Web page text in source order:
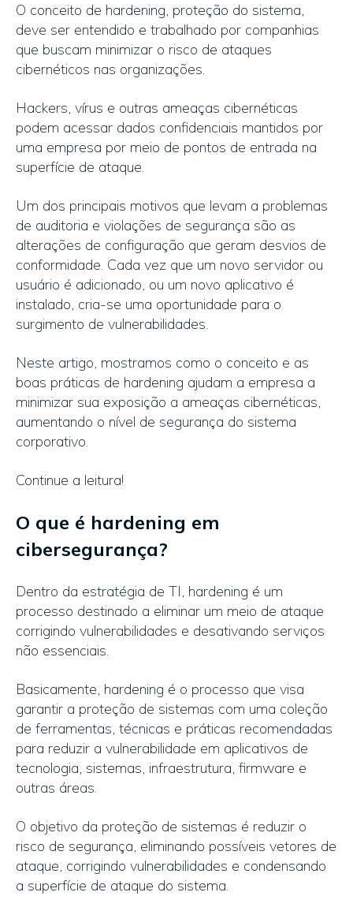
O conceito de hardening, proteção do sistema,
deve ser entendido e trabalhado por companhias
que buscam minimizar o risco de ataques
cibernéticos nas organizações.
Hackers, vírus e outras ameaças cibernéticas
podem acessar dados confidenciais mantidos por
uma empresa por meio de pontos de entrada na
superfície de ataque.
Um dos principais motivos que levam a problemas
de auditoria e violações de segurança são as
alterações de configuração que geram desvios de
conformidade. Cada vez que um novo servidor ou
usuário é adicionado, ou um novo aplicativo é
instalado, cria-se uma oportunidade para o
surgimento de vulnerabilidades.
Neste artigo, mostramos como o conceito e as
boas práticas de hardening ajudam a empresa a
minimizar sua exposição a ameaças cibernéticas,
aumentando o nível de segurança do sistema
corporativo.
Continue a leitura!
O que é hardening em
cibersegurança?
Dentro da estratégia de TI, hardening é um
processo destinado a eliminar um meio de ataque
corrigindo vulnerabilidades e desativando serviços
não essenciais.
Basicamente, hardening é o processo que visa
garantir a proteção de sistemas com uma coleção
de ferramentas, técnicas e práticas recomendadas
para reduzir a vulnerabilidade em aplicativos de
tecnologia, sistemas, infraestrutura, firmware e
outras áreas.
O objetivo da proteção de sistemas é reduzir o
risco de segurança, eliminando possíveis vetores de
ataque, corrigindo vulnerabilidades e condensando
a superfície de ataque do sistema.